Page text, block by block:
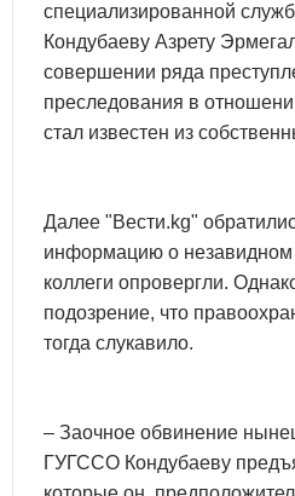
специализированной
Кондубаеву Азрету
совершении ряда
преследования в
стал известен из
Далее "Вести.kg"
информацию о незавидном
коллеги опровергли.
подозрение, что
тогда слукавило.
– Заочное обвинение
ГУГССО Кондубаеву